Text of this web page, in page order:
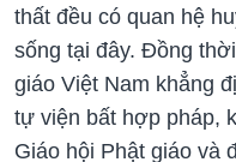
thất đều có quan hệ
sống tại đây. Đồng
giáo Việt Nam khẳng
tự viện bất hợp pháp,
Giáo hội Phật giáo và